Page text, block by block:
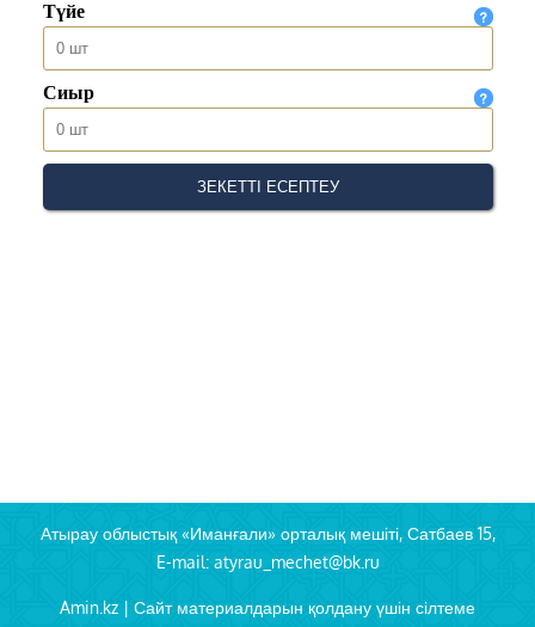
Атырау облыстық «Иманғали» орталық мешіті, Сатбаев 15,
E-mail: atyrau_mechet@bk.ru
Amin.kz | Сайт материалдарын қолдану үшін сілтеме